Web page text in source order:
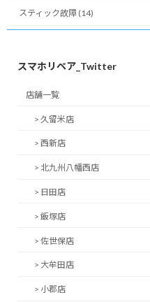
スティック故障 (14)
スマホリペア_Twitter
店舗一覧
> 久留米店
> 西新店
> 北九州八幡西店
> 日田店
> 飯塚店
> 佐世保店
> 大牟田店
> 小郡店